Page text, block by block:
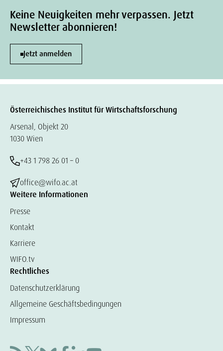
Keine Neuigkeiten mehr verpassen. Jetzt
Newsletter abonnieren!
Jetzt anmelden
Österreichisches Institut für Wirtschaftsforschung
Arsenal, Objekt 20
1030 Wien
+43 1 798 26 01 – 0
office@wifo.ac.at
Weitere Informationen
Presse
Kontakt
Karriere
WIFO.tv
Rechtliches
Datenschutzerklärung
Allgemeine Geschäftsbedingungen
Impressum